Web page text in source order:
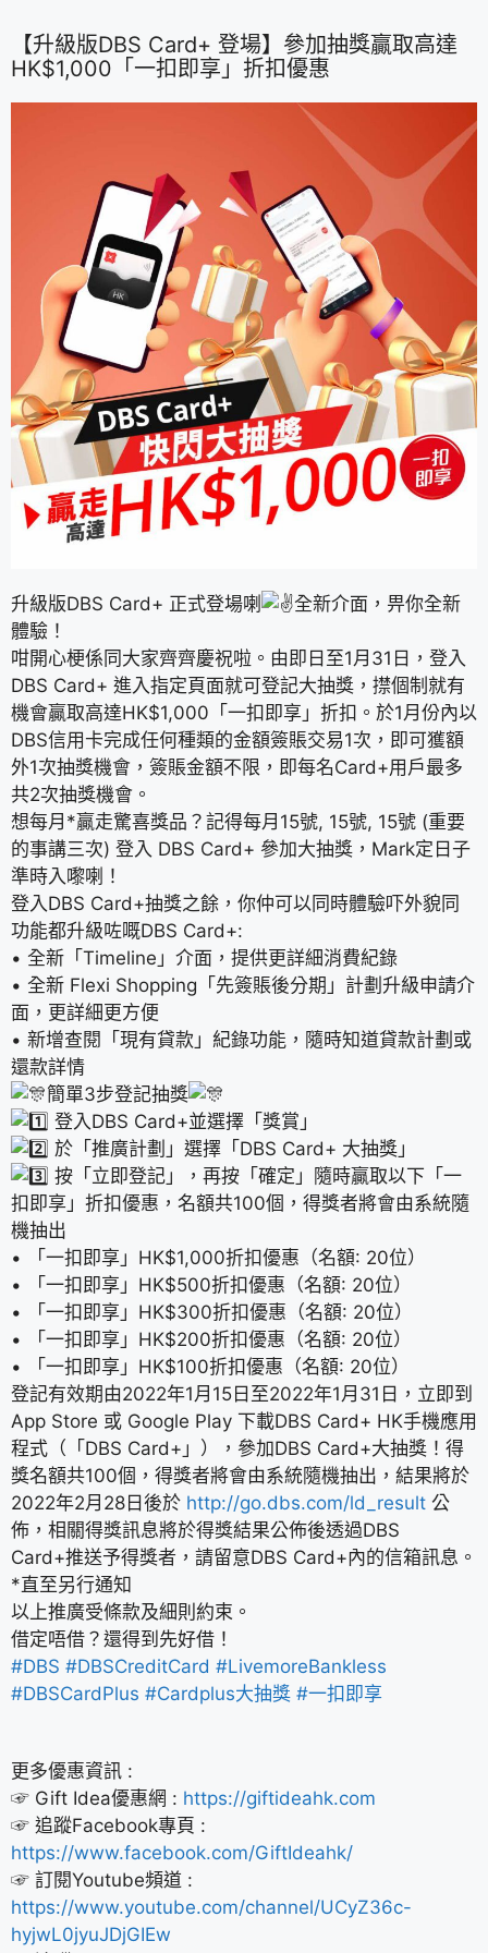
【升級版DBS Card+ 登場】參加抽獎贏取高達
HK$1,000「一扣即享」折扣優惠
升級版DBS Card+ 正式登場喇
全新介面，畀你全新
體驗！
咁開心梗係同大家齊齊慶祝啦。由即日至1月31日，登入
DBS Card+ 進入指定頁面就可登記大抽獎，㩒個制就有
機會贏取高達HK$1,000「一扣即享」折扣。於1月份內以
DBS信用卡完成任何種類的金額簽賬交易1次，即可獲額
外1次抽獎機會，簽賬金額不限，即每名Card+用戶最多
共2次抽獎機會。
想每月*贏走驚喜獎品？記得每月15號, 15號, 15號 (重要
的事講三次) 登入 DBS Card+ 參加大抽獎，Mark定日子
準時入嚟喇！
登入DBS Card+抽獎之餘，你仲可以同時體驗吓外貌同
功能都升級咗嘅DBS Card+:
• 全新「Timeline」介面，提供更詳細消費紀錄
• 全新 Flexi Shopping「先簽賬後分期」計劃升級申請介
面，更詳細更方便
• 新增查閱「現有貸款」紀錄功能，隨時知道貸款計劃或
還款詳情
簡單3步登記抽獎
登入DBS Card+並選擇「獎賞」
於「推廣計劃」選擇「DBS Card+ 大抽獎」
按「立即登記」，再按「確定」隨時贏取以下「一
扣即享」折扣優惠，名額共100個，得獎者將會由系統隨
機抽出
• 「一扣即享」HK$1,000折扣優惠（名額: 20位）
• 「一扣即享」HK$500折扣優惠（名額: 20位）
• 「一扣即享」HK$300折扣優惠（名額: 20位）
• 「一扣即享」HK$200折扣優惠（名額: 20位）
• 「一扣即享」HK$100折扣優惠（名額: 20位）
登記有效期由2022年1月15日至2022年1月31日，立即到
App Store 或 Google Play 下載DBS Card+ HK手機應用
程式（「DBS Card+」），參加DBS Card+大抽獎！得
獎名額共100個，得獎者將會由系統隨機抽出，結果將於
2022年2月28日後於 http://go.dbs.com/ld_result 公
佈，相關得獎訊息將於得獎結果公佈後透過DBS
Card+推送予得獎者，請留意DBS Card+內的信箱訊息。
*直至另行通知
以上推廣受條款及細則約束。
借定唔借？還得到先好借！
#DBS #DBSCreditCard #LivemoreBankless
#DBSCardPlus #Cardplus大抽獎 #一扣即享
更多優惠資訊 :
☞ Gift Idea優惠網 : https://giftideahk.com
☞ 追蹤Facebook專頁 :
https://www.facebook.com/GiftIdeahk/
☞ 訂閱Youtube頻道 :
https://www.youtube.com/channel/UCyZ36c-
hyjwL0jyuJDjGIEw